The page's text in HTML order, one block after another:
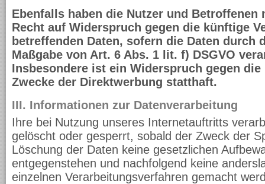
Ebenfalls haben die Nutzer und Betroffenen
Recht auf Widerspruch gegen die künftige
betreffenden Daten, sofern die Daten durch
Maßgabe von Art. 6 Abs. 1 lit. f) DSGVO
Insbesondere ist ein Widerspruch gegen
Zwecke der Direktwerbung statthaft.
III. Informationen zur Datenverarbeitung
Ihre bei Nutzung unseres Internetauftritts
gelöscht oder gesperrt, sobald der Zweck der
Löschung der Daten keine gesetzlichen
entgegenstehen und nachfolgend keine
einzelnen Verarbeitungsverfahren gemacht